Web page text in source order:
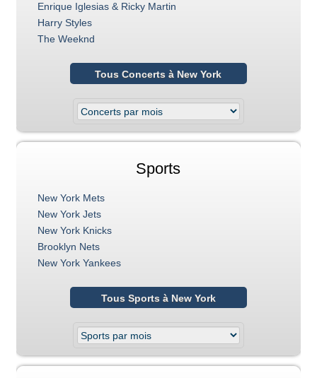
Enrique Iglesias & Ricky Martin
Harry Styles
The Weeknd
Tous Concerts à New York
Sports
New York Mets
New York Jets
New York Knicks
Brooklyn Nets
New York Yankees
Tous Sports à New York